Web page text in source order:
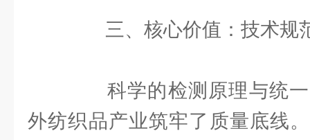
三、核心价值：技术规
科学的检测原理与统一
外纺织品产业筑牢了质量底线